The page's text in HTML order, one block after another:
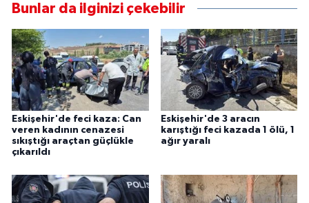
Bunlar da ilginizi çekebilir
Eskişehir'de feci kaza: Can
veren kadının cenazesi
sıkıştığı araçtan güçlükle
çıkarıldı
Eskişehir'de 3 aracın
karıştığı feci kazada 1 ölü, 1
ağır yaralı